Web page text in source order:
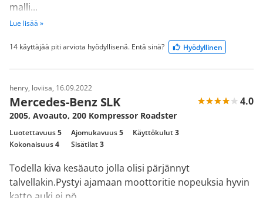
malli...
Lue lisää »
14 käyttäjää piti arviota hyödyllisenä. Entä sinä? Hyödyllinen
henry, loviisa, 16.09.2022
Mercedes-Benz SLK 4.0
2005, Avoauto, 200 Kompressor Roadster
Luotettavuus5 Ajomukavuus5 Käyttökulut3
Kokonaisuus4 Sisätilat3
Todella kiva kesäauto jolla olisi pärjännyt
talvellakin.Pystyi ajamaan moottoritie nopeuksia hyvin